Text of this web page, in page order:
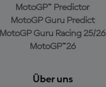
MotoGP™ Predictor
MotoGP Guru Predict
MotoGP Guru Racing 25/26
MotoGP™26
Über uns